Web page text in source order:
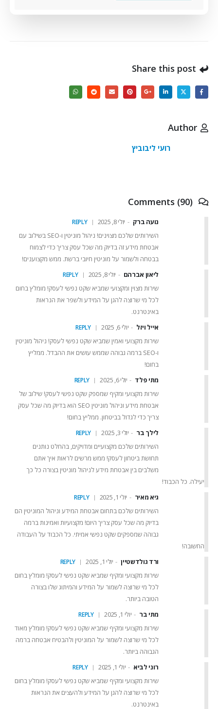
Share this post
Author
רועי ליבוביץ
נועה ברק יולי 8, 2025 REPLY
השירותים שלכם מצוינים! ניהול מוניטין ו-SEO בשילוב עם
אבטחת מידע זה בדיוק מה שכל עסק צריך כדי לצמוח
בבטחה ולשמור על מוניטין חיובי ברשת. ממש מקצוענים!
ליאון אברהם
יולי 8, 2025 REPLY
שירות מצוין ומקצועי שמביא שקט נפשי לעסק! מומלץ בחום
לכל מי שרוצה להגן על המידע ולשפר את הנראות
באינטרנט.
אייל ויזל
יולי 6, 2025 REPLY
שירות מקצועי ואמין שמביא שקט נפשי לעסק! ניהול מוניטין
ו-SEO ברמה גבוהה שממש עושים את ההבדל. ממליץ
בחום!
מתי פלד
יולי 6, 2025 REPLY
שירות מקצועי ומקיף שמספק שקט נפשי לעסק! שילוב של
אבטחת מידע וניהול מוניטין SEO הוא בדיוק מה שכל עסק
צריך כדי לגדול בביטחון. ממליץ בחום!
לילך בר
יולי 3, 2025 REPLY
השירותים שלכם מקצועיים ומדויקים, בהחלט נותנים
תחושת ביטחון לעסק! ממש מרשים לראות איך אתם
משלבים בין אבטחת מידע לניהול מוניטין בצורה כל כך
יעילה. כל הכבוד!
גיא מאיר
יולי 1, 2025 REPLY
השירותים שלכם בתחום אבטחת המידע וניהול המוניטין הם
בדיוק מה שכל עסק צריך היום! מקצועיות ואמינות ברמה
גבוהה שמספקים שקט נפשי אמיתי. כל הכבוד על העבודה
החשובה!
ורד גולדשטיין
יולי 1, 2025 REPLY
שירות מקצועי ומקיף שמביא שקט נפשי לעסק! מומלץ בחום
לכל מי שרוצה לשמור על המידע והמיתוג שלו בצורה
הטובה ביותר.
מתי בר
יולי 1, 2025 REPLY
שירות מקצועי ומקיף שמביא שקט נפשי לעסק! מומלץ מאוד
לכל מי שרוצה לשמור על המוניטין ולהבטיח אבטחה ברמה
הגבוהה ביותר.
רוני לביא
יולי 1, 2025 REPLY
שירות מקצועי ומקיף שמביא שקט נפשי לעסק! מומלץ בחום
לכל מי שרוצה להגן על המידע ולהעצים את הנראות
באינטרנט.